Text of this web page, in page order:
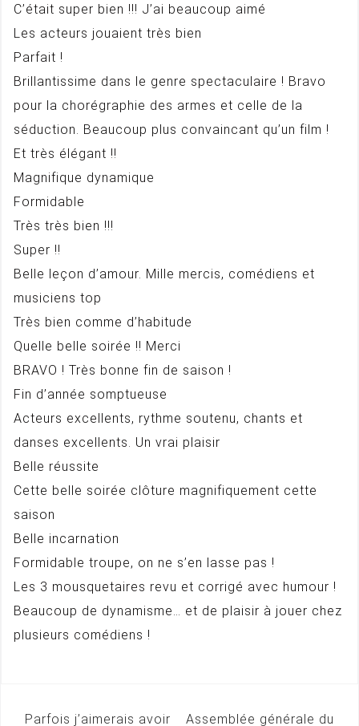
C’était super bien !!! J’ai beaucoup aimé
Les acteurs jouaient très bien
Parfait !
Brillantissime dans le genre spectaculaire ! Bravo
pour la chorégraphie des armes et celle de la
séduction. Beaucoup plus convaincant qu’un film !
Et très élégant !!
Magnifique dynamique
Formidable
Très très bien !!!
Super !!
Belle leçon d’amour. Mille mercis, comédiens et
musiciens top
Très bien comme d’habitude
Quelle belle soirée !! Merci
BRAVO ! Très bonne fin de saison !
Fin d’année somptueuse
Acteurs excellents, rythme soutenu, chants et
danses excellents. Un vrai plaisir
Belle réussite
Cette belle soirée clôture magnifiquement cette
saison
Belle incarnation
Formidable troupe, on ne s’en lasse pas !
Les 3 mousquetaires revu et corrigé avec humour !
Beaucoup de dynamisme… et de plaisir à jouer chez
plusieurs comédiens !
Parfois j’aimerais avoir
Assemblée générale du